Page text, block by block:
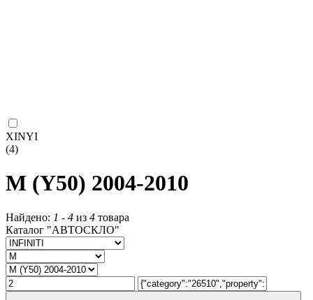
XINYI
(4)
M (Y50) 2004-2010
Найдено: 1 - 4 из 4 товара
Каталог "АВТОСКЛО"